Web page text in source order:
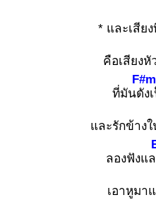
* และเสีย
คือเสียง
ที่มันดัง
F#m
และรักข้าง
ลองฟังแ
เอาหูมา